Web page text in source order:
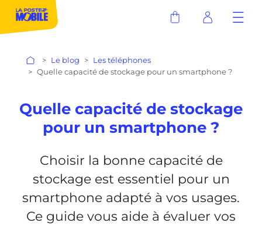
Le blog
Les téléphones
Quelle capacité de stockage pour un smartphone ?
Quelle capacité de stockage
pour un smartphone ?
Choisir la bonne capacité de
stockage est essentiel pour un
smartphone adapté à vos usages.
Ce guide vous aide à évaluer vos